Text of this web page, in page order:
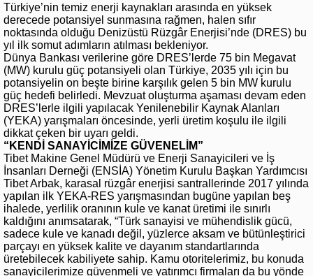
Türkiye’nin temiz enerji kaynakları arasında en yüksek
derecede potansiyel sunmasına rağmen, halen sıfır
noktasında olduğu Denizüstü Rüzgâr Enerjisi’nde (DRES) bu
yıl ilk somut adımların atılması bekleniyor.
Dünya Bankası verilerine göre DRES’lerde 75 bin Megavat
(MW) kurulu güç potansiyeli olan Türkiye, 2035 yılı için bu
potansiyelin on beşte birine karşılık gelen 5 bin MW kurulu
güç hedefi belirledi. Mevzuat oluşturma aşaması devam eden
DRES’lerle ilgili yapılacak Yenilenebilir Kaynak Alanları
(YEKA) yarışmaları öncesinde, yerli üretim koşulu ile ilgili
dikkat çeken bir uyarı geldi.
“KENDİ SANAYİCİMİZE GÜVENELİM”
Tibet Makine Genel Müdürü ve Enerji Sanayicileri ve İş
İnsanları Derneği (ENSİA) Yönetim Kurulu Başkan Yardımcısı
Tibet Arbak, karasal rüzgâr enerjisi santrallerinde 2017 yılında
yapılan ilk YEKA-RES yarışmasından bugüne yapılan beş
ihalede, yerlilik oranının kule ve kanat üretimi ile sınırlı
kaldığını anımsatarak, “Türk sanayisi ve mühendislik gücü,
sadece kule ve kanadı değil, yüzlerce aksam ve bütünleştirici
parçayı en yüksek kalite ve dayanım standartlarında
üretebilecek kabiliyete sahip. Kamu otoritelerimiz, bu konuda
sanayicilerimize güvenmeli ve yatırımcı firmaları da bu yönde